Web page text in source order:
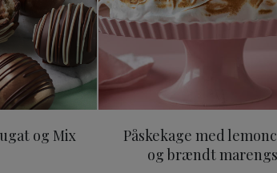
og Mix
Påskekage med
og brændt marengs